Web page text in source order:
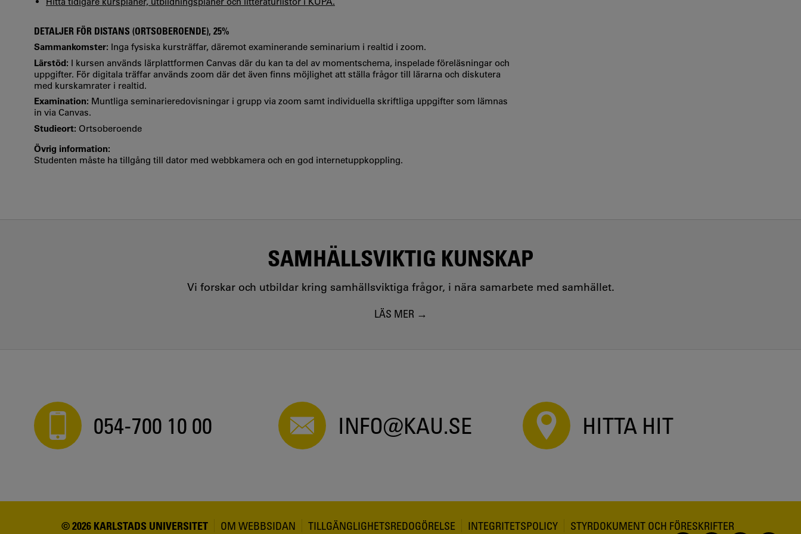
DETALJER FÖR DISTANS (ORTSOBEROENDE), 25%
Sammankomster: Inga fysiska kursträffar, däremot examinerande seminarium i realtid i zoom.
Lärstöd: I kursen används lärplattformen Canvas där du kan ta del av momentschema, inspelade föreläsningar och
uppgifter. För digitala träffar används zoom där det även finns möjlighet att ställa frågor till lärarna och diskutera
med kurskamrater i realtid.
Examination: Muntliga seminarieredovisningar i grupp via zoom samt individuella skriftliga uppgifter som lämnas
in via Canvas.
Studieort: Ortsoberoende
Övrig information:
Studenten måste ha tillgång till dator med webbkamera och en god internetuppkoppling.
SAMHÄLLSVIKTIG KUNSKAP
Vi forskar och utbildar kring samhällsviktiga frågor, i nära samarbete med samhället.
LÄS MER
054-700 10 00 INFO@KAU.SE HITTA HIT
© 2026 KARLSTADS UNIVERSITET OM WEBBSIDAN TILLGÄNGLIGHETSREDOGÖRELSE INTEGRITETSPOLICY STYRDOKUMENT OCH FÖRESKRIFTER